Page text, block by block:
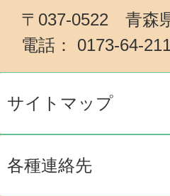
〒037-0522 青森
電話： 0173-64-
サイトマップ
各種連絡先